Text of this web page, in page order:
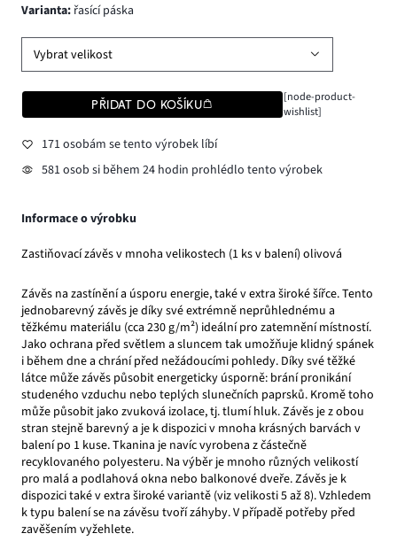
varianta: řasící páska
Vybrat velikost
PŘIDAT DO KOŠÍKU
[node-product-
wishlist]
171 osobám se tento výrobek líbí
581 osob si během 24 hodin prohlédlo tento výrobek
Informace o výrobku
Zastiňovací závěs v mnoha velikostech (1 ks v balení) olivová
Závěs na zastínění a úsporu energie, také v extra široké šířce. Tento
jednobarevný závěs je díky své extrémně neprůhlednému a
těžkému materiálu (cca 230 g/m²) ideální pro zatemnění místností.
Jako ochrana před světlem a sluncem tak umožňuje klidný spánek
i během dne a chrání před nežádoucími pohledy. Díky své těžké
látce může závěs působit energeticky úsporně: brání pronikání
studeného vzduchu nebo teplých slunečních paprsků. Kromě toho
může působit jako zvuková izolace, tj. tlumí hluk. Závěs je z obou
stran stejně barevný a je k dispozici v mnoha krásných barvách v
balení po 1 kuse. Tkanina je navíc vyrobena z částečně
recyklovaného polyesteru. Na výběr je mnoho různých velikostí
pro malá a podlahová okna nebo balkonové dveře. Závěs je k
dispozici také v extra široké variantě (viz velikosti 5 až 8). Vzhledem
k typu balení se na závěsu tvoří záhyby. V případě potřeby před
zavěšením vyžehlete.